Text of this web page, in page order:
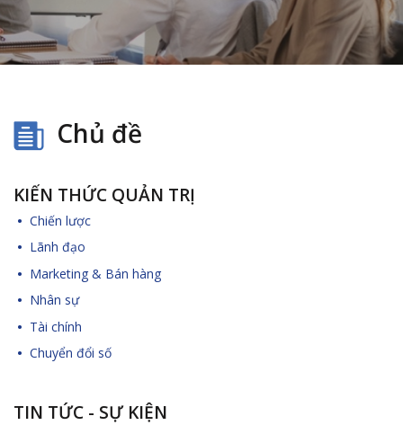
Chủ đề
KIẾN THỨC QUẢN TRỊ
Chiến lược
Lãnh đạo
Marketing & Bán hàng
Nhân sự
Tài chính
Chuyển đổi số
TIN TỨC - SỰ KIỆN